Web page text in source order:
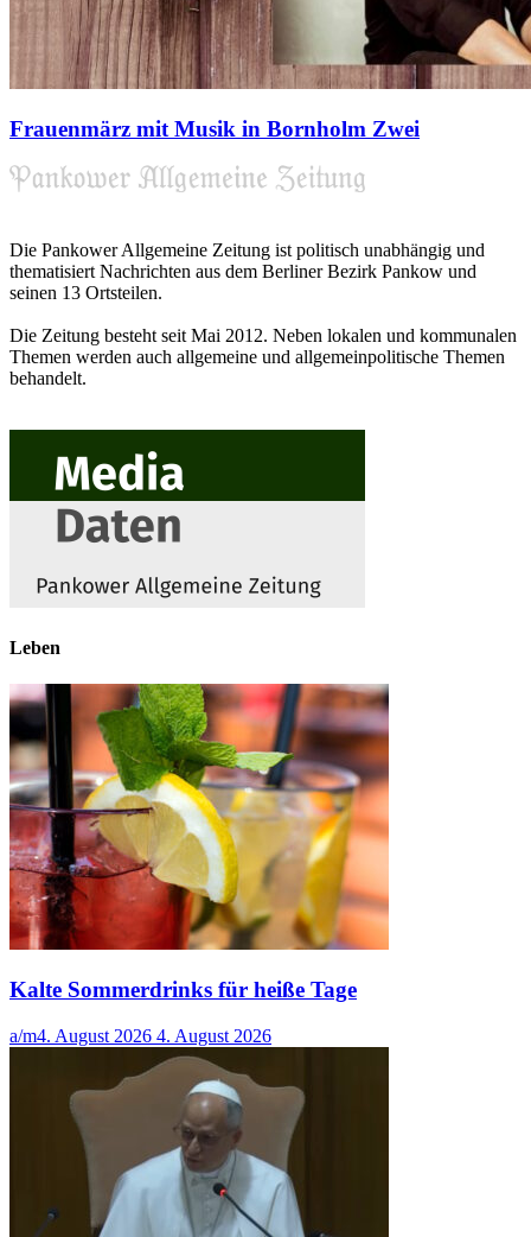
Frauenmärz mit Musik in Bornholm Zwei
Die Pankower Allgemeine Zeitung ist politisch unabhängig und
thematisiert Nachrichten aus dem Berliner Bezirk Pankow und
seinen 13 Ortsteilen.
Die Zeitung besteht seit Mai 2012. Neben lokalen und kommunalen
Themen werden auch allgemeine und allgemeinpolitische Themen
behandelt.
Leben
Kalte Sommerdrinks für heiße Tage
a/m4. August 2026 4. August 2026